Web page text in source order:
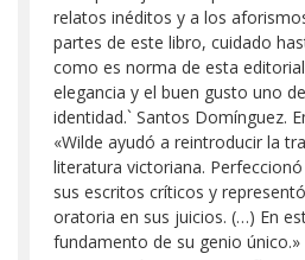
relatos inéditos y a los
partes de este libro, cuidado
como es norma de esta
elegancia y el buen gusto uno
identidad.` Santos Domínguez.
«Wilde ayudó a reintroducir la
literatura victoriana.
sus escritos críticos y
oratoria en sus juicios. (…) En
fundamento de su genio